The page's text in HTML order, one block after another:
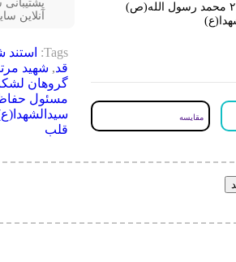
مقایسه
آنلاین
Tags: استند
قد, شهید
گروهان لشکر ۲۷ محمد رسول
مسئول
قلب